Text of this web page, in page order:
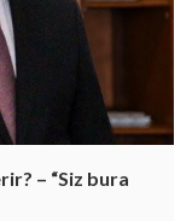
– “Siz bura